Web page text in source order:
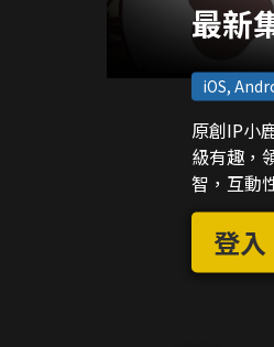
最新
iOS,
原創IP小
級有趣，
智，互動
登入